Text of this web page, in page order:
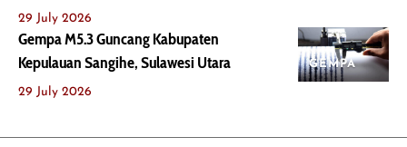
29 July 2026
GEMPA
Gempa M5.3 Guncang Kabupaten
Kepulauan Sangihe, Sulawesi Utara
29 July 2026